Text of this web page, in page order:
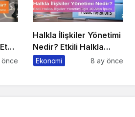
Halkla İlişkiler Yönetimi
Nedir? Etkili Halkla
İlişkiler Yönetimi İçin 10
Ekonomi 8 ay önce